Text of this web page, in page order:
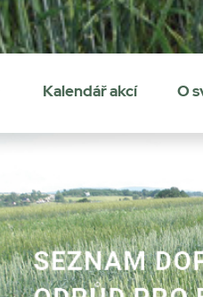
Kalendář akcí O